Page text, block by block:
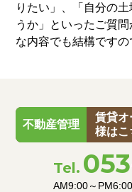
りたい」、「自分の
うか」といったご質
な内容でも結構ですの
不動産管理
賃貸オ
様はこ
Tel.
AM9:00～PM6:00